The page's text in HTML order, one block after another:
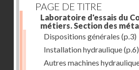
PAGE DE TITRE
Laboratoire d'essais du
métiers. Section des
Dispositions générales (p.3)
Installation hydraulique(p.6)
Autres machines